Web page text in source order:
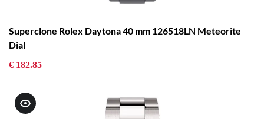
Superclone Rolex Daytona 40 mm 126518LN Meteorite
Dial
€ 182.85